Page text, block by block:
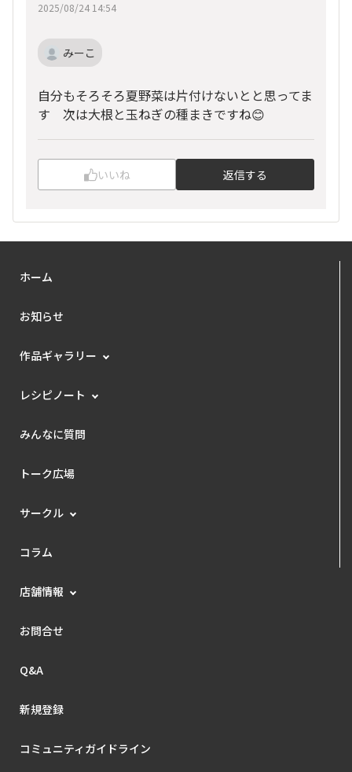
2025/08/24 14:54
みーこ
自分もそろそろ夏野菜は片付けないとと思ってま
す 次は大根と玉ねぎの種まきですね😊
いいね 返信する
ホーム
お知らせ
作品ギャラリー
レシピノート
みんなに質問
トーク広場
サークル
コラム
店舗情報
お問合せ
Q&A
新規登録
コミュニティガイドライン